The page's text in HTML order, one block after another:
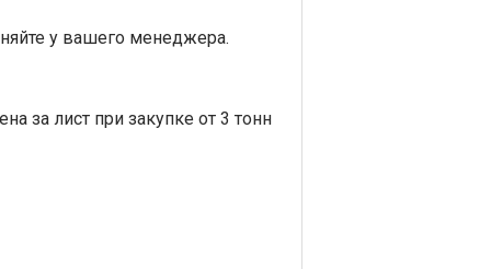
у вашего менеджера.
за лист при закупке от 3 тонн